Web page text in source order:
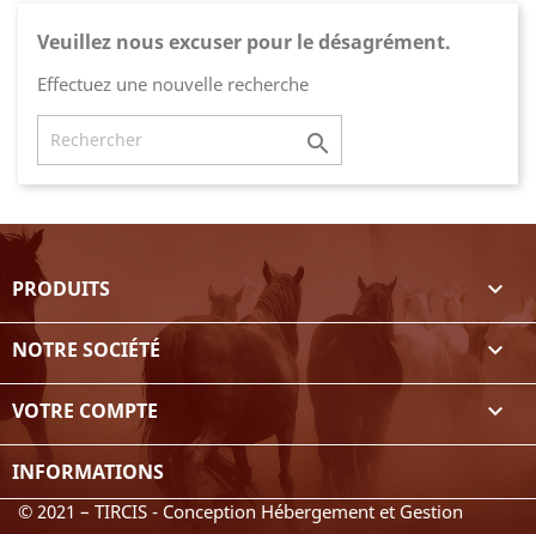
Veuillez nous excuser pour le désagrément.
Effectuez une nouvelle recherche

PRODUITS 
NOTRE SOCIÉTÉ 
VOTRE COMPTE 
INFORMATIONS
© 2021 – TIRCIS - Conception Hébergement et Gestion